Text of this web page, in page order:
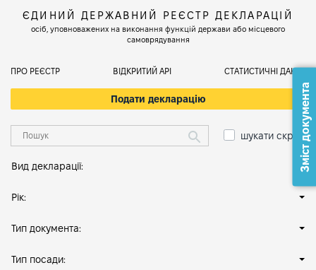
ЄДИНИЙ ДЕРЖАВНИЙ РЕЄСТР ДЕКЛАРАЦІЙ
осіб, уповноважених на виконання функцій держави або місцевого
самоврядування
ПРО РЕЄСТР ВІДКРИТИЙ АРІ СТАТИСТИЧНІ ДАНІ
Подати декларацію
шукати скрізь
Вид декларації:
Рік:
Тип документа:
Тип посади:
Зміст документа